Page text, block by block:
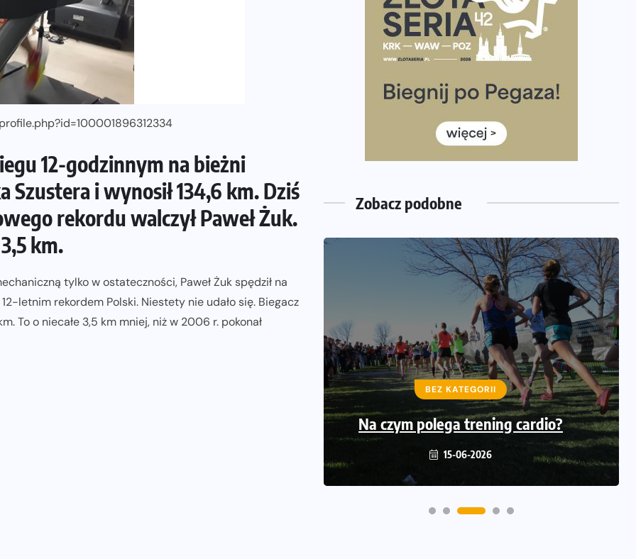
12-godzinnym na bieżni
Szustera i wynosił 134,6 km. Dziś
rekordu walczył Paweł Żuk.
km.
tylko w ostateczności, Paweł Żuk spędził na
letnim rekordem Polski. Niestety nie udało się. Biegacz
To o niecałe 3,5 km mniej, niż w 2006 r. pokonał
półmaratonem
Już w tę sobotę 35. Bieg Powstania Warszawskiego.
Wystartuje rekordowa liczba uczestników
poradnik przed startem
Ile razy w tygodniu biegać? 3 treningi wystarczą? Jak
często biegać, żeby robić postępy
Już w ten weekend! Przed nami Nocny Portowy
wiedzieć
Zobacz podobne
BEZ KATEGORII
Na czym polega trening cardio?
15-06-2026
BEZ KATEGORII
Złamania zmęczeniowe – objawy,
przyczyny, leczenie
10-05-2026